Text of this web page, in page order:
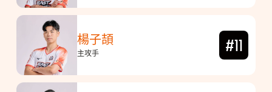
楊子頡
主攻手 #11